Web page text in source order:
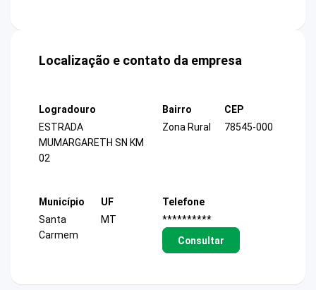
Localização e contato da empresa
Logradouro
ESTRADA
MUMARGARETH SN KM
02
Bairro
Zona Rural
CEP
78545-000
Município
Santa
Carmem
UF
MT
Telefone
**********
Consultar